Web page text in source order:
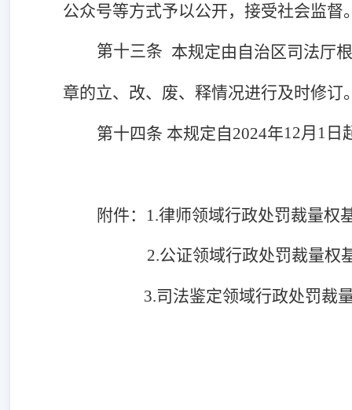
公众号等方式予以公开，接受社会监督
第十三条 本规定由自治区司法厅
章的立、改、废、释情况进行及时修订
第十四条 本规定自2024年12月 1 日
附件： 1.律师领域行政处罚裁量权
2.公证领域行政处罚裁量权
3.司法鉴定领域行政处罚裁